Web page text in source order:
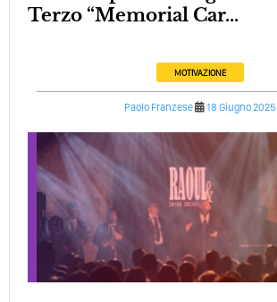
Terzo “Memorial Car...
MOTIVAZIONE
Paolo Franzese 18 Giugno 2025